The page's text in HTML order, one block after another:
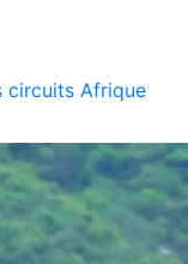
circuits Afrique